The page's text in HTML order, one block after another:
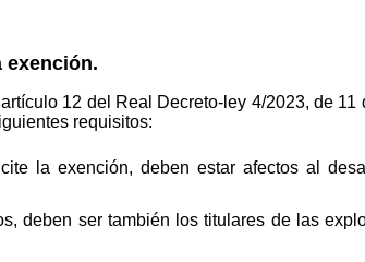
12 del Real Decreto-ley 4/2023, de 11
requisitos:
la exención, deben estar afectos al
deben ser también los titulares de las